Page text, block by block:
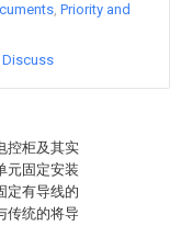
控柜及其实
元固定安装
定有导线的
传统的将导
Priority and
Discuss